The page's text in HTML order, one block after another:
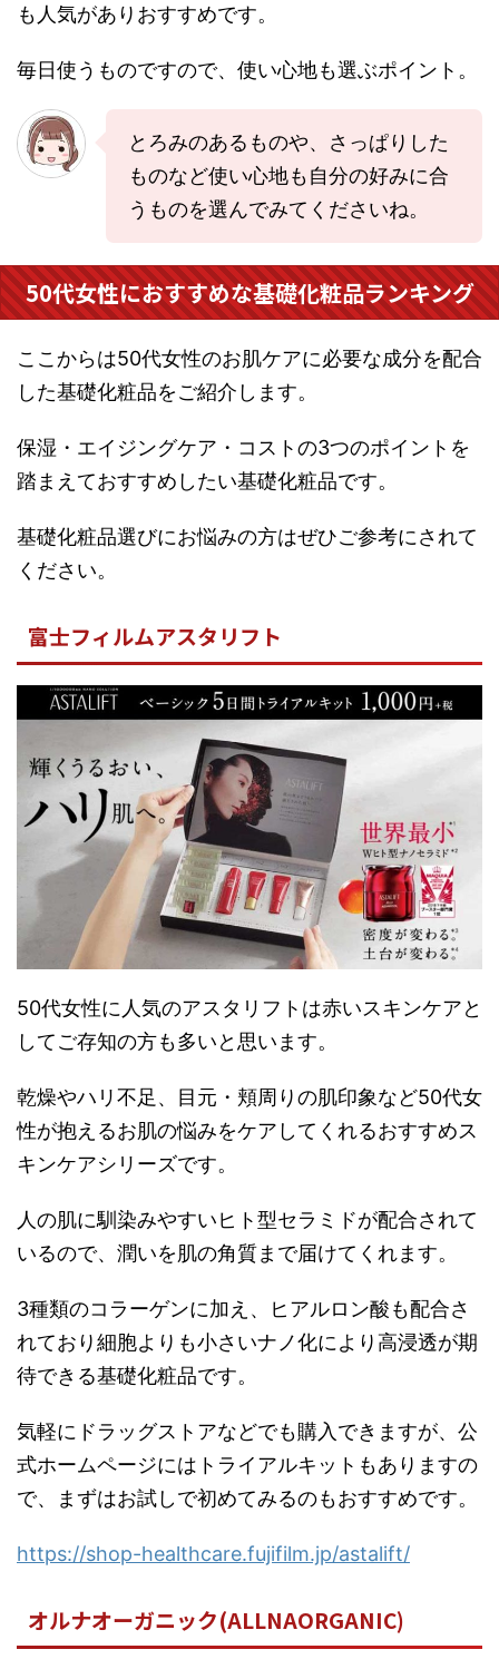
も人気がありおすすめです。
毎日使うものですので、使い心地も選ぶポイント。
とろみのあるものや、さっぱりした
ものなど使い心地も自分の好みに合
うものを選んでみてくださいね。
50代女性におすすめな基礎化粧品ランキング
ここからは50代女性のお肌ケアに必要な成分を配合
した基礎化粧品をご紹介します。
保湿・エイジングケア・コストの3つのポイントを
踏まえておすすめしたい基礎化粧品です。
基礎化粧品選びにお悩みの方はぜひご参考にされて
ください。
富士フィルムアスタリフト
50代女性に人気のアスタリフトは赤いスキンケアと
してご存知の方も多いと思います。
乾燥やハリ不足、目元・頬周りの肌印象など50代女
性が抱えるお肌の悩みをケアしてくれるおすすめス
キンケアシリーズです。
人の肌に馴染みやすいヒト型セラミドが配合されて
いるので、潤いを肌の角質まで届けてくれます。
3種類のコラーゲンに加え、ヒアルロン酸も配合さ
れており細胞よりも小さいナノ化により高浸透が期
待できる基礎化粧品です。
気軽にドラッグストアなどでも購入できますが、公
式ホームページにはトライアルキットもありますの
で、まずはお試しで初めてみるのもおすすめです。
https://shop-healthcare.fujifilm.jp/astalift/
オルナオーガニック(ALLNAORGANIC)